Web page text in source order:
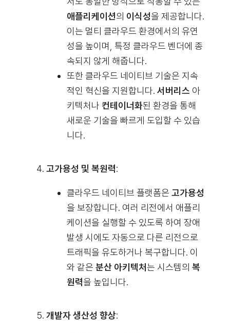
애플리케이션의 이식성을 제공합니다.
이는 멀티 클라우드 환경에서의 유연
성을 높이며, 특정 클라우드 벤더에 종
속되지 않게 해줍니다.
또한 클라우드 네이티브 기술은 지속
적인 혁신을 지원합니다. 서버리스 아
키텍처나 컨테이너화된 환경을 통해
새로운 기술을 빠르게 도입할 수 있습
니다.
고가용성 및 복원력:
클라우드 네이티브 플랫폼은 고가용성
을 보장합니다. 여러 리전에서 애플리
케이션을 실행할 수 있도록 하여 장애
발생 시에도 자동으로 다른 리전으로
트래픽을 유도하거나 복구합니다. 이
와 같은 분산 아키텍처는 시스템의 복
원력을 높입니다.
개발자 생산성 향상: